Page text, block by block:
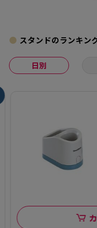
スタンドのランキン
日別